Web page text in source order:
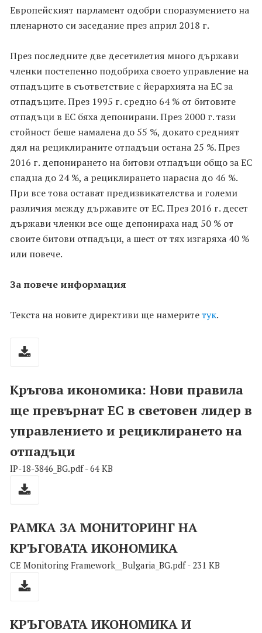
Европейският парламент одобри споразумението на
пленарното си заседание през април 2018 г.
През последните две десетилетия много държави
членки постепенно подобриха своето управление на
отпадъците в съответствие с йерархията на ЕС за
отпадъците. През 1995 г. средно 64 % от битовите
отпадъци в ЕС бяха депонирани. През 2000 г. тази
стойност беше намалена до 55 %, докато средният
дял на рециклираните отпадъци остана 25 %. През
2016 г. депонирането на битови отпадъци общо за ЕС
спадна до 24 %, а рециклирането нарасна до 46 %.
При все това остават предизвикателства и големи
различия между държавите от ЕС. През 2016 г. десет
държави членки все още депонираха над 50 % от
своите битови отпадъци, а шест от тях изгаряха 40 %
или повече.
За повече информация
Текста на новите директиви ще намеритетук.
Кръгова икономика: Нови правила
ще превърнат ЕС в световен лидер в
управлението и рециклирането на
отпадъци
IP-18-3846_BG.pdf - 64 KB
РАМКА ЗА МОНИТОРИНГ НА
КРЪГОВАТА ИКОНОМИКА
CE Monitoring Framework__Bulgaria_BG.pdf - 231 KB
КРЪГОВАТА ИКОНОМИКА И